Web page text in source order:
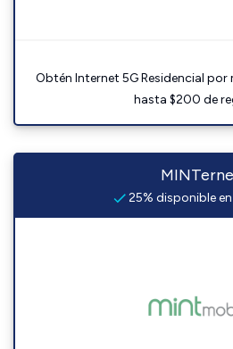
Obtén Internet 5G Residencial
hasta $200 de
25% disponible